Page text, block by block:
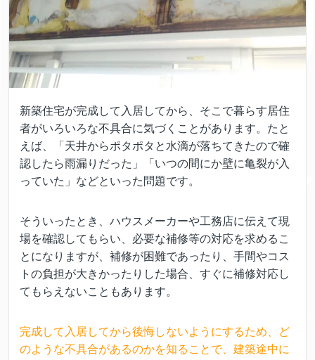
新築住宅が完成して入居してから、そこで暮らす居住
者がいろいろな不具合に気づくことがあります。たと
えば、「天井からポタポタと水滴が落ちてきたので確
認したら雨漏りだった」「いつの間にか壁に亀裂が入
っていた」などといった問題です。
そういったとき、ハウスメーカーや工務店に伝えて現
場を確認してもらい、必要な補修等の対応を求めるこ
とになりますが、補修が困難であったり、手間やコス
トの負担が大きかったりした場合、すぐに補修対応し
てもらえないこともあります。
完成して入居してから後悔しないようにするため、ど
のような不具合があるのかを知ることで、建築途中に